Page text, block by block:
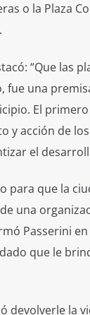
o la Plaza
“Que las
fue una
El
y acción de
el
para que la
una
Passerini
que le
devolverle la